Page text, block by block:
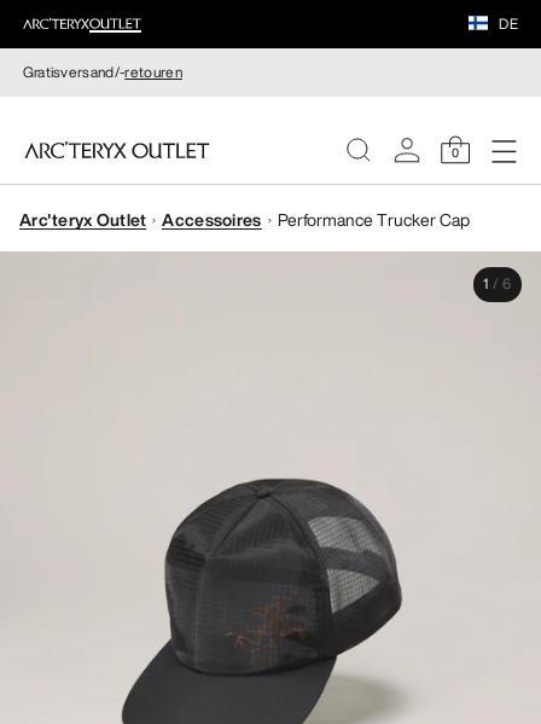
DE
Gratisversand/-retouren
0
DAMEN
Arc'teryx Outlet Accessoires Performance Trucker Cap
1 / 6